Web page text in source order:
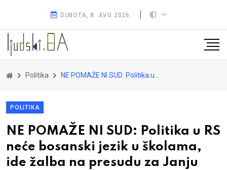
SUBOTA, 8. AVG 2026.
Politika NE POMAŽE NI SUD: Politika u RS neće bosanski jezik u školama, ide žalba na presudu za Janju
POLITIKA
NE POMAŽE NI SUD: Politika u RS
neće bosanski jezik u školama,
ide žalba na presudu za Janju